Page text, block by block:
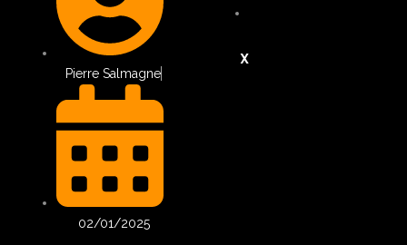
X
Pierre Salmagne
02/01/2025